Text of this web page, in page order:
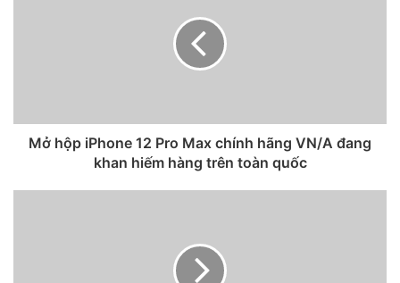
Tuy nhiên, nhiều chủ cửa hàng cho rằng giá iPhone xách
tay chưa thể giảm thêm thời gian tới vì sau ngày 27/11, các
đại lý chính hãng sẽ đưa về giá niêm yết, không còn ưu đãi.
Ngoài ra, iPhone 12 Pro Max chính hãng đang tạm hết
Mở hộp iPhone 12 Pro Max chính hãng VN/A đang
khan hiếm hàng trên toàn quốc